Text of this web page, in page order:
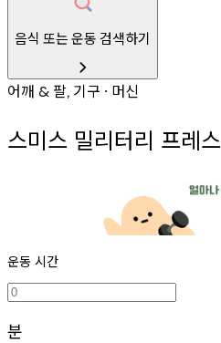
음식 또는 운동 검색하기
어깨 & 팔, 기구 ∙ 머신
스미스 밀리터리 프레스
운동 시간
분